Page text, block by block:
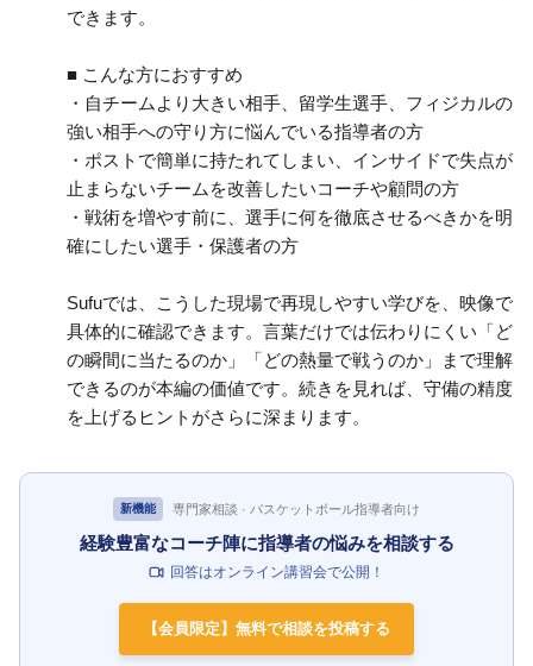
できます。
■ こんな方におすすめ
・自チームより大きい相手、留学生選手、フィジカルの
強い相手への守り方に悩んでいる指導者の方
・ポストで簡単に持たれてしまい、インサイドで失点が
止まらないチームを改善したいコーチや顧問の方
・戦術を増やす前に、選手に何を徹底させるべきかを明
確にしたい選手・保護者の方
Sufuでは、こうした現場で再現しやすい学びを、映像で
具体的に確認できます。言葉だけでは伝わりにくい「ど
の瞬間に当たるのか」「どの熱量で戦うのか」まで理解
できるのが本編の価値です。続きを見れば、守備の精度
を上げるヒントがさらに深まります。
新機能 専門家相談 · バスケットボール指導者向け
経験豊富なコーチ陣に指導者の悩みを相談する
回答はオンライン講習会で公開！
【会員限定】無料で相談を投稿する